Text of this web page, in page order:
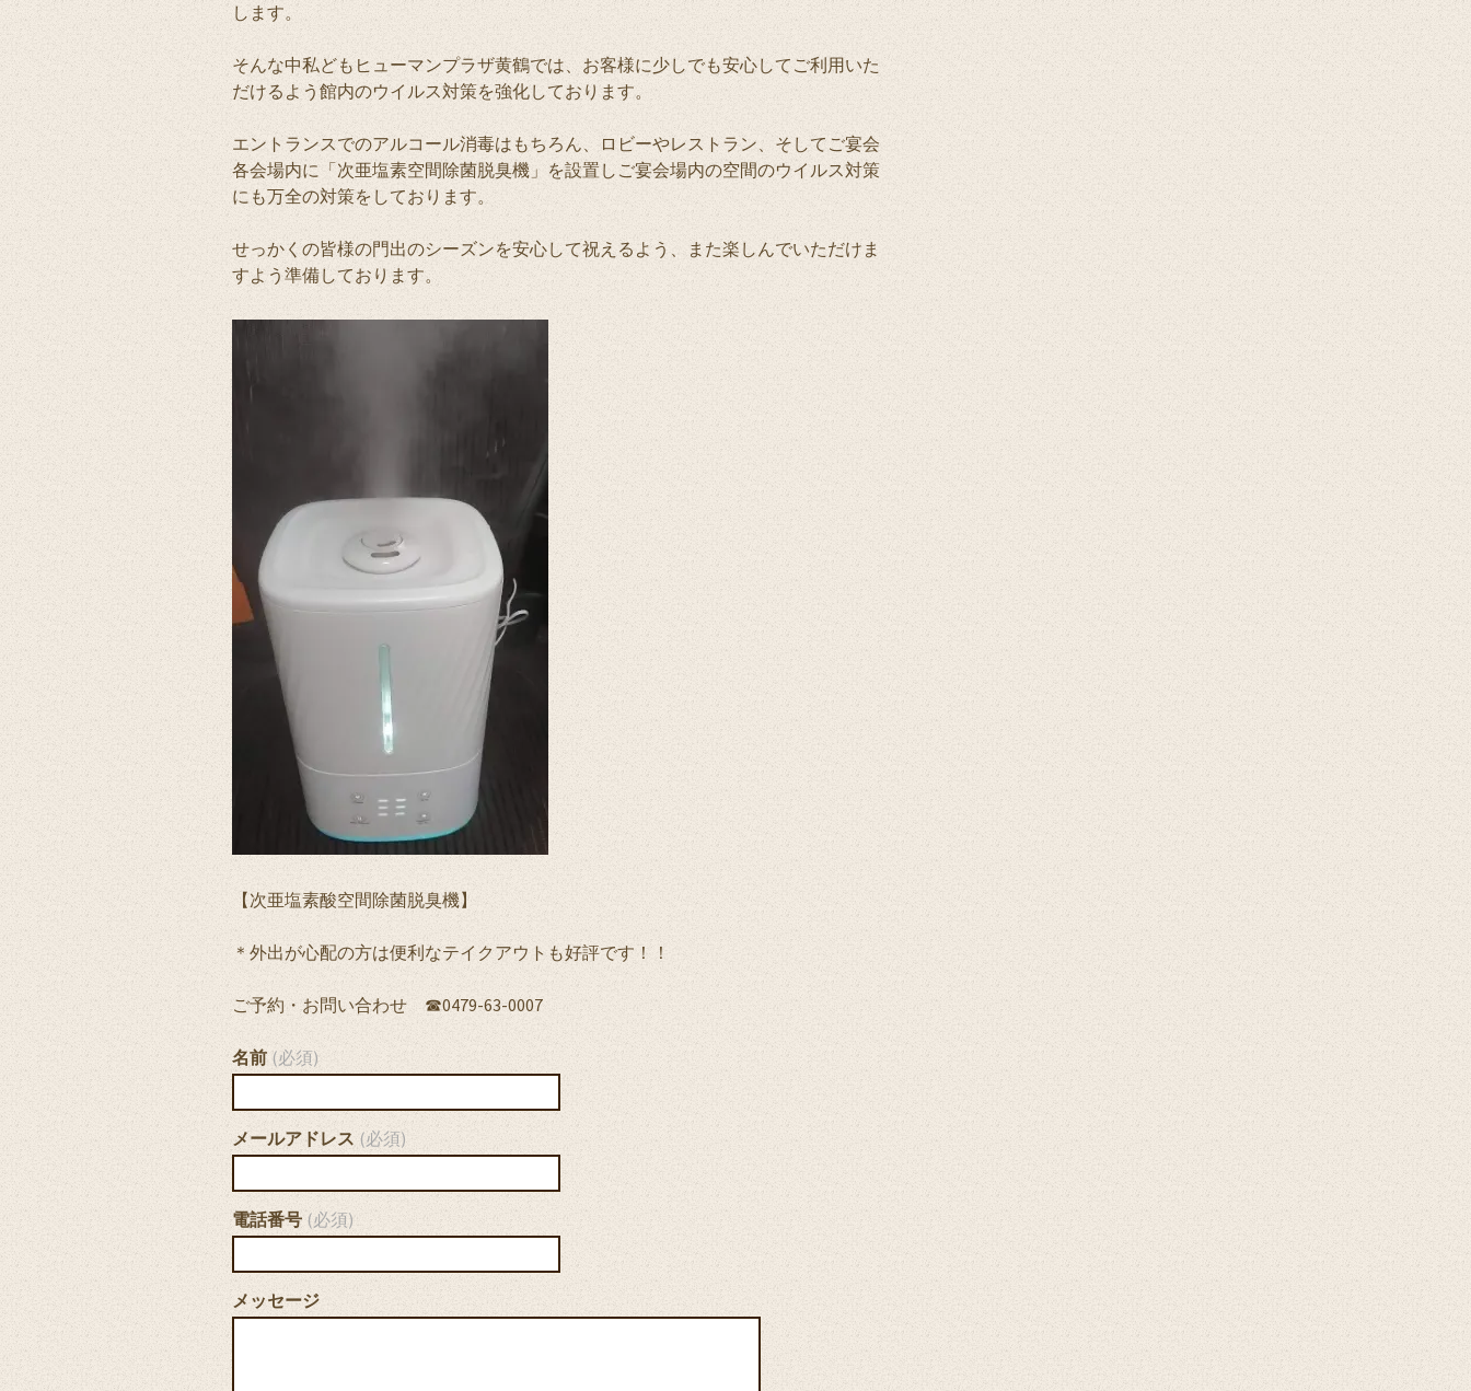
します。
そんな中私どもヒューマンプラザ黄鶴では、お客様に少しでも安心してご利用いた
だけるよう館内のウイルス対策を強化しております。
エントランスでのアルコール消毒はもちろん、ロビーやレストラン、そしてご宴会
各会場内に「次亜塩素空間除菌脱臭機」を設置しご宴会場内の空間のウイルス対策
にも万全の対策をしております。
せっかくの皆様の門出のシーズンを安心して祝えるよう、また楽しんでいただけま
すよう準備しております。
【次亜塩素酸空間除菌脱臭機】
＊外出が心配の方は便利なテイクアウトも好評です！！
ご予約・お問い合わせ ☎0479-63-0007
名前 (必須)
メールアドレス (必須)
電話番号 (必須)
メッセージ